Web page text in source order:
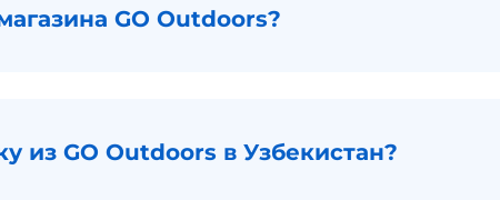
GO Outdoors?
из GO Outdoors в Узбекистан?